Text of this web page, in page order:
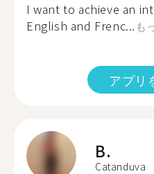
I want to achieve an
English and Frenc... も
アプリ
B.
Catanduva